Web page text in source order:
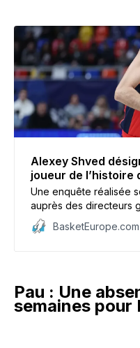
Alexey Shved
joueur de l’histoire
Une enquête réalisée
auprès des directeurs
League, menée par
Shved comme le
BasketEurope.com
Pau : Une
semaines pour